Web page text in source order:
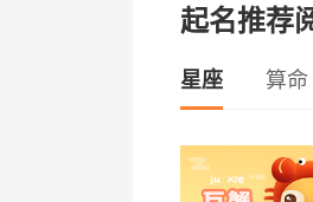
起名推荐
星座 算命